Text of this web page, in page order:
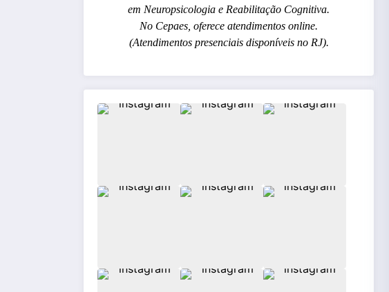
em Neuropsicologia e Reabilitação Cognitiva.
No Cepaes, oferece atendimentos online.
(Atendimentos presenciais disponíveis no RJ).